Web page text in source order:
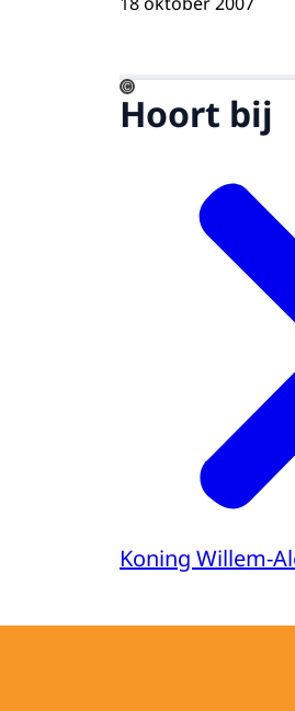
©
Hoort bij
Koning Willem-